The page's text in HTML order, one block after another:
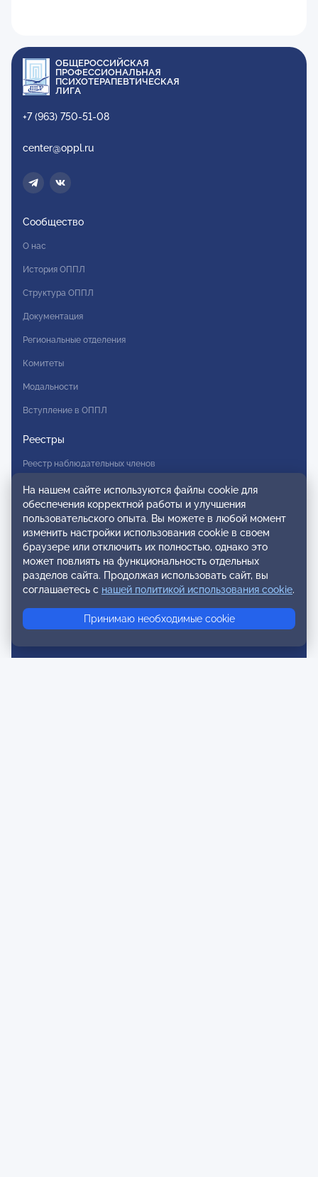
ОБЩЕРОССИЙСКАЯ
ПРОФЕССИОНАЛЬНАЯ
ПСИХОТЕРАПЕВТИЧЕСКАЯ
ЛИГА
+7 (963) 750-51-08
center@oppl.ru
Сообщество
О нас
История ОППЛ
Структура ОППЛ
Документация
Региональные отделения
Комитеты
Модальности
Вступление в ОППЛ
Реестры
Реестр наблюдательных членов
Реестр консультативных членов
Реестр действительных членов
Реестр аккредитованных супервизоров
Реестр СРО
Сертификация
Сертификация тренеров и преподавателей
На нашем сайте используются файлы cookie для
обеспечения корректной работы и улучшения
пользовательского опыта. Вы можете в любой момент
изменить настройки использования cookie в своем
браузере или отключить их полностью, однако это
может повлиять на функциональность отдельных
разделов сайта. Продолжая использовать сайт, вы
соглашаетесь с нашей политикой использования cookie.
Принимаю необходимые cookie